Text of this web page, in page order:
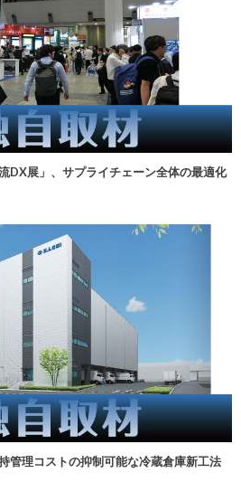
DX展」、サプライチェーン全体の最適化
管理コストの抑制可能な冷蔵倉庫新工法